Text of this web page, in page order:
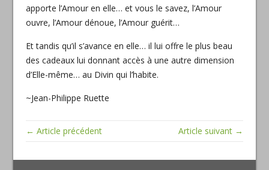
apporte l’Amour en elle… et vous le savez, l’Amour
ouvre, l’Amour dénoue, l’Amour guérit…
Et tandis qu’il s’avance en elle… il lui offre le plus beau
des cadeaux lui donnant accès à une autre dimension
d’Elle-même… au Divin qui l’habite.
~Jean-Philippe Ruette
← Article précédent Article suivant →